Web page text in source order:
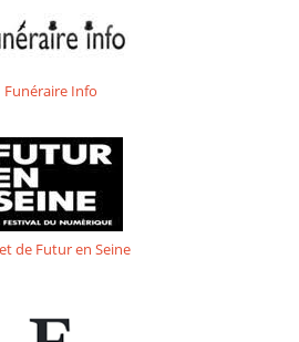
Funéraire Info
de Futur en Seine